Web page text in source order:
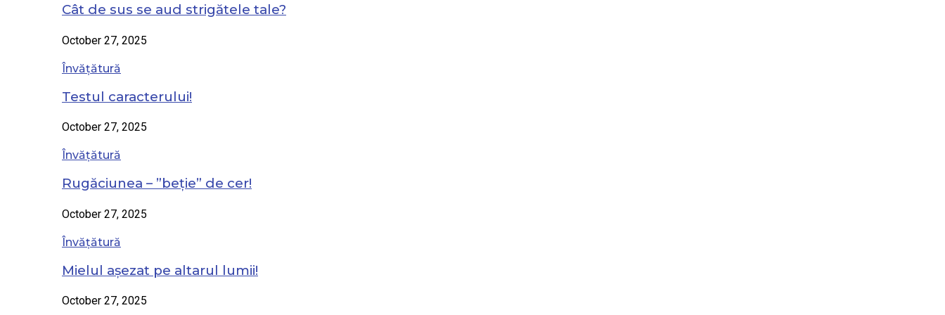
Cât de sus se aud strigătele tale?
October 27, 2025
Învățătură
Testul caracterului!
October 27, 2025
Învățătură
Rugăciunea – ”beție” de cer!
October 27, 2025
Învățătură
Mielul așezat pe altarul lumii!
October 27, 2025